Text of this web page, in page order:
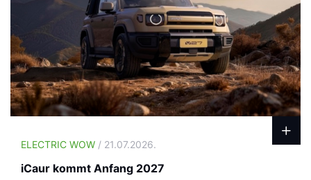
ELECTRIC WOW / 21.07.2026.
iCaur kommt Anfang 2027